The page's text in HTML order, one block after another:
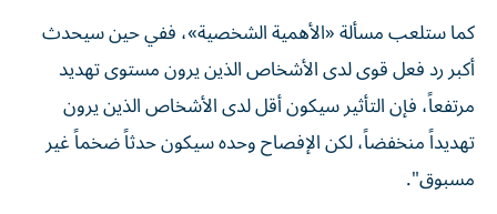
كما ستلعب مسألة «الأهمية الشخصية»، ففي حين سيحدث
أكبر رد فعل قوى لدى الأشخاص الذين يرون مستوى تهديد
مرتفعاً، فإن التأثير سيكون أقل لدى الأشخاص الذين يرون
تهديداً منخفضاً، لكن الإفصاح وحده سيكون حدثاً ضخماً غير
مسبوق".